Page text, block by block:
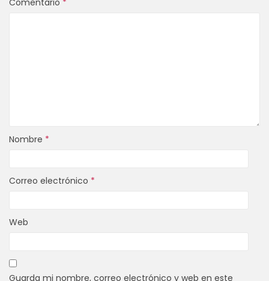
Nombre *
Correo electrónico *
Web
Guarda mi nombre, correo electrónico y web en este